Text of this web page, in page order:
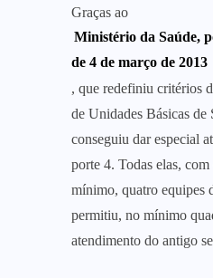
Graças ao
Ministério da Saúde,
de 4 de março de 2013
, que redefiniu critérios
de Unidades Básicas de
conseguiu dar especial
porte 4. Todas elas,
mínimo, quatro equipes
permitiu, no mínimo
atendimento do antigo